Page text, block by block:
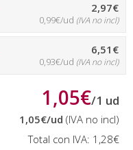
2,97€
0,99€/ud (IVA no incl)
6,51€
0,93€/ud (IVA no incl)
1,05€/1 ud
1,05€/ud (IVA no incl)
Total con IVA: 1,28€